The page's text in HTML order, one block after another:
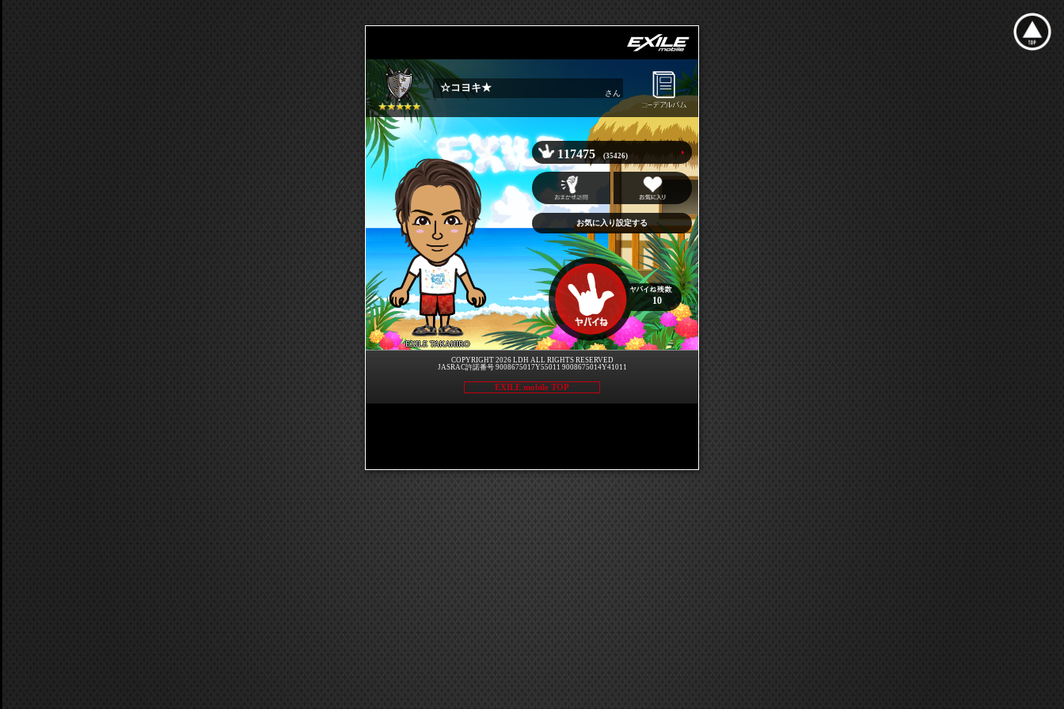
☆コヨキ★ さん
EXILE TAKAHIRO
117475 (35426)
お気に入り設定する
10
COPYRIGHT 2026 LDH ALL RIGHTS RESERVED
JASRAC許諾番号 9008675017Y55011 9008675014Y41011
EXILE mobile TOP